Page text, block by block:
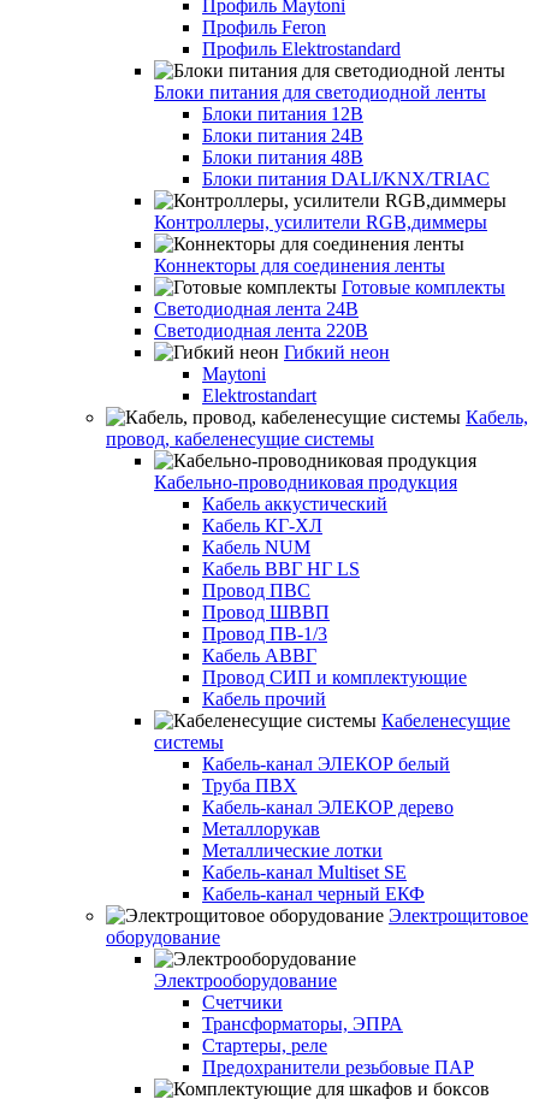
Профиль Maytoni
Профиль Feron
Профиль Elektrostandard
Блоки питания для светодиодной ленты
Блоки питания 12В
Блоки питания 24В
Блоки питания 48В
Блоки питания DALI/KNX/TRIAC
Контроллеры, усилители RGB,диммеры
Коннекторы для соединения ленты
Готовые комплекты
Светодиодная лента 24В
Светодиодная лента 220В
Гибкий неон
Maytoni
Elektrostandart
Кабель,
провод, кабеленесущие системы
Кабельно-проводниковая продукция
Кабель аккустический
Кабель КГ-ХЛ
Кабель NUM
Кабель ВВГ НГ LS
Провод ПВС
Провод ШВВП
Провод ПВ-1/3
Кабель АВВГ
Провод СИП и комплектующие
Кабель прочий
Кабеленесущие
системы
Кабель-канал ЭЛЕКОР белый
Труба ПВХ
Кабель-канал ЭЛЕКОР дерево
Металлорукав
Металлические лотки
Кабель-канал Multiset SE
Кабель-канал черный ЕКФ
Электрощитовое
оборудование
Электрооборудование
Счетчики
Трансформаторы, ЭПРА
Стартеры, реле
Предохранители резьбовые ПАР